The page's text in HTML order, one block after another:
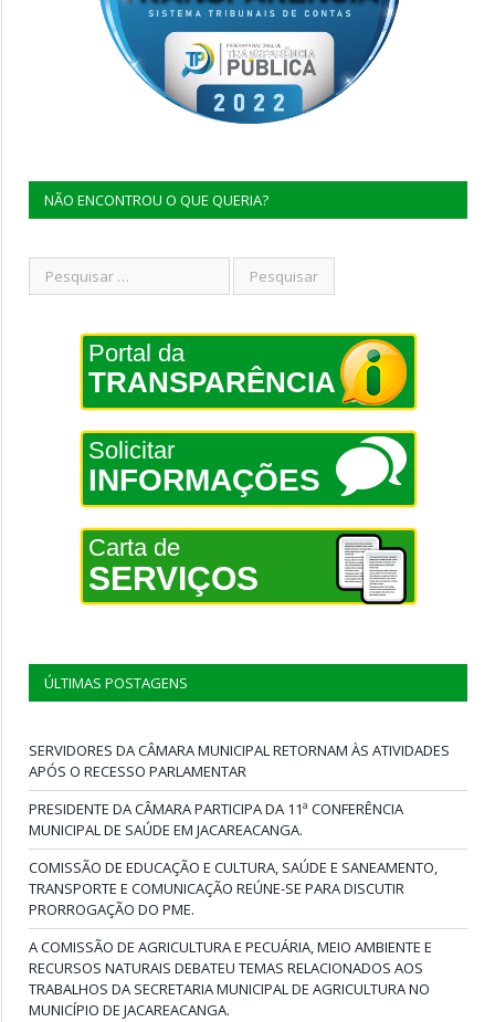
NÃO ENCONTROU O QUE QUERIA?
Portal da
TRANSPARÊNCIA
Solicitar
INFORMAÇÕES
Carta de
SERVIÇOS
ÚLTIMAS POSTAGENS
SERVIDORES DA CÂMARA MUNICIPAL RETORNAM ÀS ATIVIDADES
APÓS O RECESSO PARLAMENTAR
PRESIDENTE DA CÂMARA PARTICIPA DA 11ª CONFERÊNCIA
MUNICIPAL DE SAÚDE EM JACAREACANGA.
COMISSÃO DE EDUCAÇÃO E CULTURA, SAÚDE E SANEAMENTO,
TRANSPORTE E COMUNICAÇÃO REÚNE-SE PARA DISCUTIR
PRORROGAÇÃO DO PME.
A COMISSÃO DE AGRICULTURA E PECUÁRIA, MEIO AMBIENTE E
RECURSOS NATURAIS DEBATEU TEMAS RELACIONADOS AOS
TRABALHOS DA SECRETARIA MUNICIPAL DE AGRICULTURA NO
MUNICÍPIO DE JACAREACANGA.